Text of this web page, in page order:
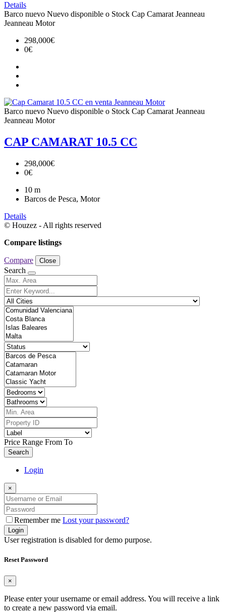
Details
Barco nuevo Nuevo disponible o Stock Cap CamaratJeanneau
Jeanneau Motor
298,000€
0€
Barco nuevo Nuevo disponible o Stock Cap CamaratJeanneau
Jeanneau Motor
CAP CAMARAT 10.5 CC
298,000€
0€
10 m
Barcos de Pesca, Motor
Details
© Houzez - All rights reserved
Compare listings
Compare Close
Search
Price Range From To
Search
Login
×
Remember me Lost your password?
Login
User registration is disabled for demo purpose.
Reset Password
×
Please enter your username or email address. You will receive a link
to create a new password via email.